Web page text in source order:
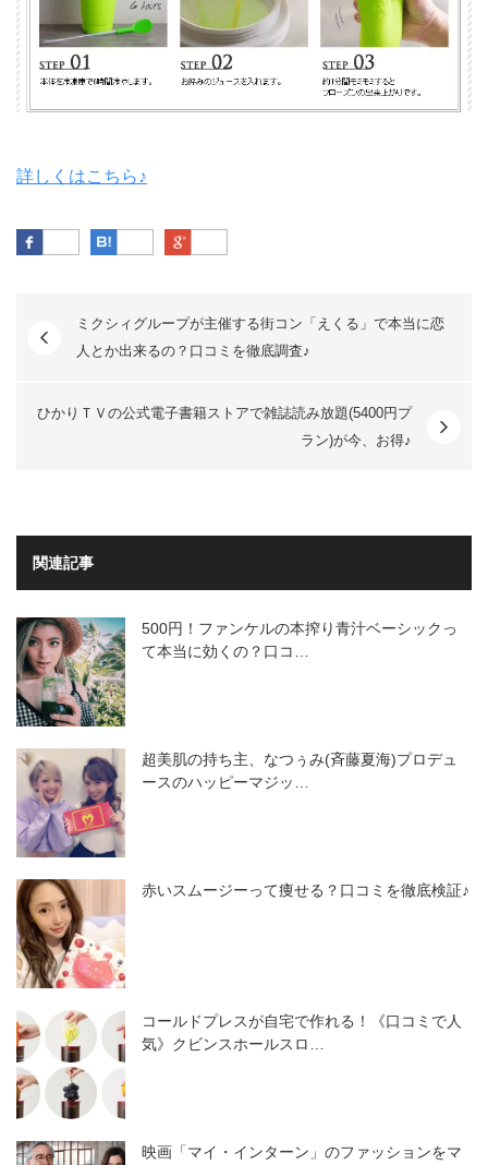
詳しくはこちら♪
Facebook はてなブックマーク
ミクシィグループが主催する街コン「えくる」で本当に恋
人とか出来るの？口コミを徹底調査♪
ひかりＴＶの公式電子書籍ストアで雑誌読み放題(5400円プ
ラン)が今、お得♪
関連記事
500円！ファンケルの本搾り青汁ベーシックっ
て本当に効くの？口コ…
超美肌の持ち主、なつぅみ(斉藤夏海)プロデュ
ースのハッピーマジッ…
赤いスムージーって痩せる？口コミを徹底検証♪
コールドプレスが自宅で作れる！《口コミで人
気》クビンスホールスロ…
映画「マイ・インターン」のファッションをマ